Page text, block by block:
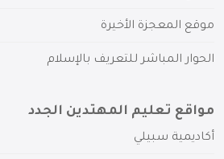
موقع المعجزة الأخيرة
الحوار المباشر للتعريف بالإسلام
مواقع تعليم المهتدين الجدد
أكاديمية سبيلي